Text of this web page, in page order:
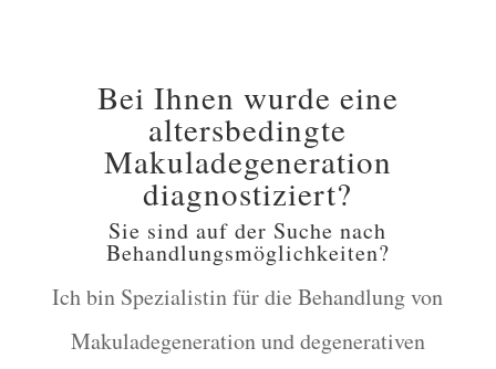
Bei Ihnen wurde eine
altersbedingte
Makuladegeneration
diagnostiziert?
Sie sind auf der Suche nach
Behandlungsmöglichkeiten?
Ich bin Spezialistin für die Behandlung von
Makuladegeneration und degenerativen